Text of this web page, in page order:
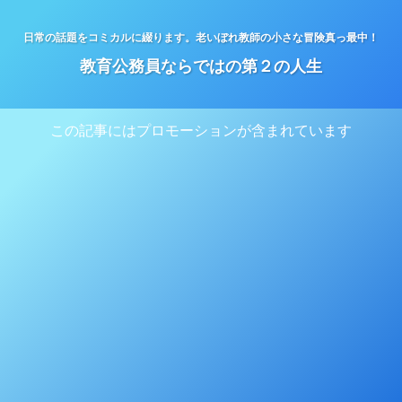
日常の話題をコミカルに綴ります。老いぼれ教師の小さな冒険真っ最中！
教育公務員ならではの第２の人生
この記事にはプロモーションが含まれています